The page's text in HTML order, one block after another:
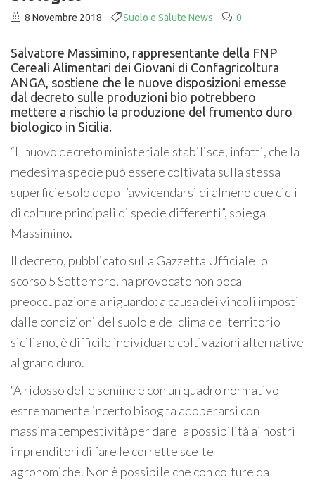
8 Novembre 2018 Suolo e Salute News 0
Salvatore Massimino, rappresentante della FNP
Cereali Alimentari dei Giovani di Confagricoltura
ANGA, sostiene che le nuove disposizioni emesse
dal decreto sulle produzioni bio potrebbero
mettere a rischio la produzione del frumento duro
biologico in Sicilia.
“Il nuovo decreto ministeriale stabilisce, infatti, che la
medesima specie può essere coltivata sulla stessa
superficie solo dopo l’avvicendarsi di almeno due cicli
di colture principali di specie differenti”, spiega
Massimino.
Il decreto, pubblicato sulla Gazzetta Ufficiale lo
scorso 5 Settembre, ha provocato non poca
preoccupazione a riguardo: a causa dei vincoli imposti
dalle condizioni del suolo e del clima del territorio
siciliano, è difficile individuare coltivazioni alternative
al grano duro.
“A ridosso delle semine e con un quadro normativo
estremamente incerto bisogna adoperarsi con
massima tempestività per dare la possibilità ai nostri
imprenditori di fare le corrette scelte
agronomiche. Non è possibile che con colture da